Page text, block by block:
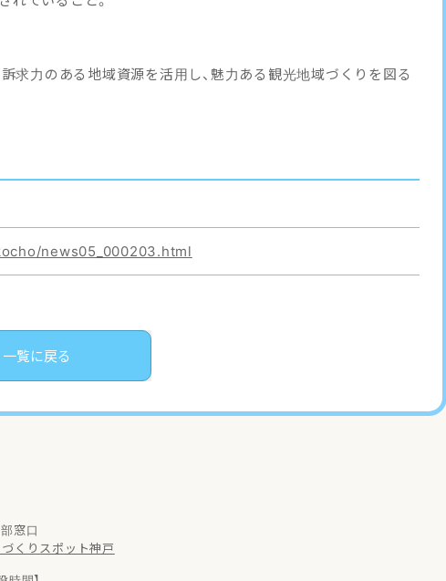
求力のある地域資源を活用し、魅力ある観光地域づくりを図る
news05_000203.html
一覧に戻る
窓口
づくりスポット神戸